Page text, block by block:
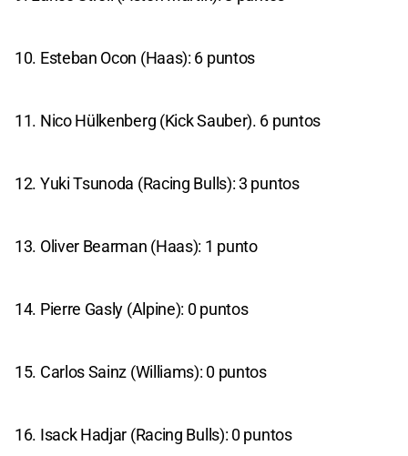
10. Esteban Ocon (Haas): 6 puntos
11. Nico Hülkenberg (Kick Sauber). 6 puntos
12. Yuki Tsunoda (Racing Bulls): 3 puntos
13. Oliver Bearman (Haas): 1 punto
14. Pierre Gasly (Alpine): 0 puntos
15. Carlos Sainz (Williams): 0 puntos
16. Isack Hadjar (Racing Bulls): 0 puntos